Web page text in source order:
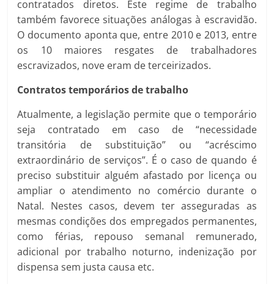
contratados diretos. Este regime de trabalho
também favorece situações análogas à escravidão.
O documento aponta que, entre 2010 e 2013, entre
os 10 maiores resgates de trabalhadores
escravizados, nove eram de terceirizados.
Contratos temporários de trabalho
Atualmente, a legislação permite que o temporário
seja contratado em caso de “necessidade
transitória de substituição” ou “acréscimo
extraordinário de serviços”. É o caso de quando é
preciso substituir alguém afastado por licença ou
ampliar o atendimento no comércio durante o
Natal. Nestes casos, devem ter asseguradas as
mesmas condições dos empregados permanentes,
como férias, repouso semanal remunerado,
adicional por trabalho noturno, indenização por
dispensa sem justa causa etc.